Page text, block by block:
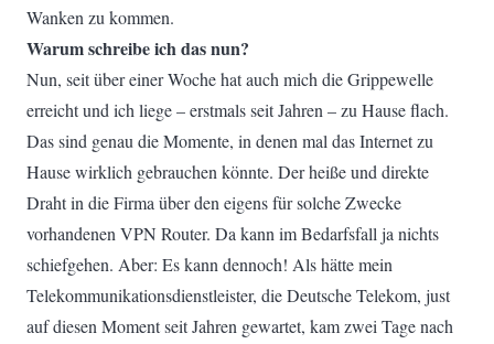
Wanken zu kommen.
Warum schreibe ich das nun?
Nun, seit über einer Woche hat auch mich die Grippewelle
erreicht und ich liege – erstmals seit Jahren – zu Hause flach.
Das sind genau die Momente, in denen mal das Internet zu
Hause wirklich gebrauchen könnte. Der heiße und direkte
Draht in die Firma über den eigens für solche Zwecke
vorhandenen VPN Router. Da kann im Bedarfsfall ja nichts
schiefgehen. Aber: Es kann dennoch! Als hätte mein
Telekommunikationsdienstleister, die Deutsche Telekom, just
auf diesen Moment seit Jahren gewartet, kam zwei Tage nach